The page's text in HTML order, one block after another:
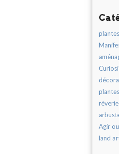
réverie
Agir
land